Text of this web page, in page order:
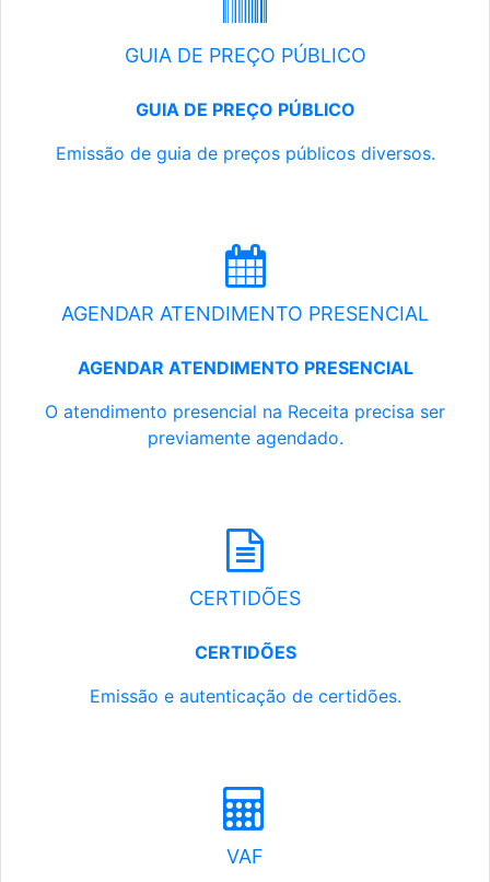
GUIA DE PREÇO PÚBLICO
GUIA DE PREÇO PÚBLICO
Emissão de guia de preços públicos diversos.
AGENDAR ATENDIMENTO PRESENCIAL
AGENDAR ATENDIMENTO PRESENCIAL
O atendimento presencial na Receita precisa ser
previamente agendado.
CERTIDÕES
CERTIDÕES
Emissão e autenticação de certidões.
VAF